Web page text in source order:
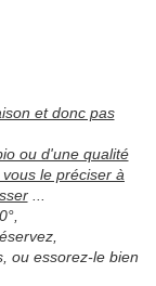
et donc pas
ou d'une qualité
le préciser à
...
ou essorez-le bien